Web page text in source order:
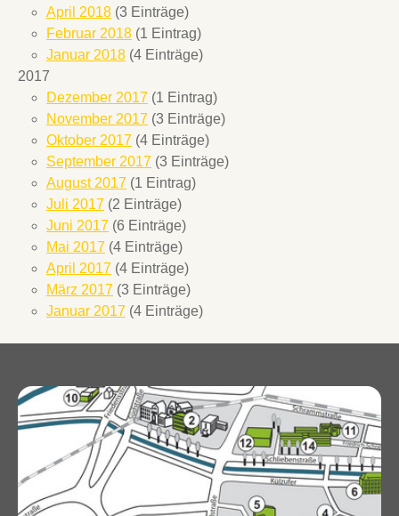
April 2018 (3 Einträge)
Februar 2018 (1 Eintrag)
Januar 2018 (4 Einträge)
2017
Dezember 2017 (1 Eintrag)
November 2017 (3 Einträge)
Oktober 2017 (4 Einträge)
September 2017 (3 Einträge)
August 2017 (1 Eintrag)
Juli 2017 (2 Einträge)
Juni 2017 (6 Einträge)
Mai 2017 (4 Einträge)
April 2017 (4 Einträge)
März 2017 (3 Einträge)
Januar 2017 (4 Einträge)